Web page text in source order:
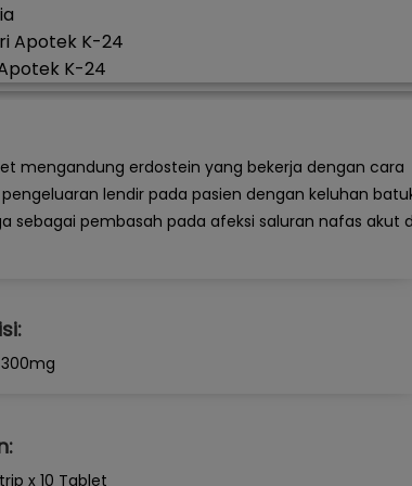
K-24
mengandung erdostein yang bekerja dengan cara
lendir pada pasien dengan keluhan
sebagai pembasah pada afeksi saluran nafas akut
x 10 Tablet